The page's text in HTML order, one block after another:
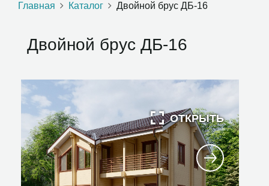
Главная Каталог Двойной брус ДБ-16
Двойной брус ДБ-16